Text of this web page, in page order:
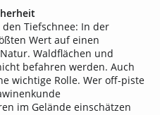
Tiefschnee: In der
Wert auf einen
Waldflächen und
befahren werden. Auch
wichtige Rolle. Wer off-piste
im Gelände einschätzen